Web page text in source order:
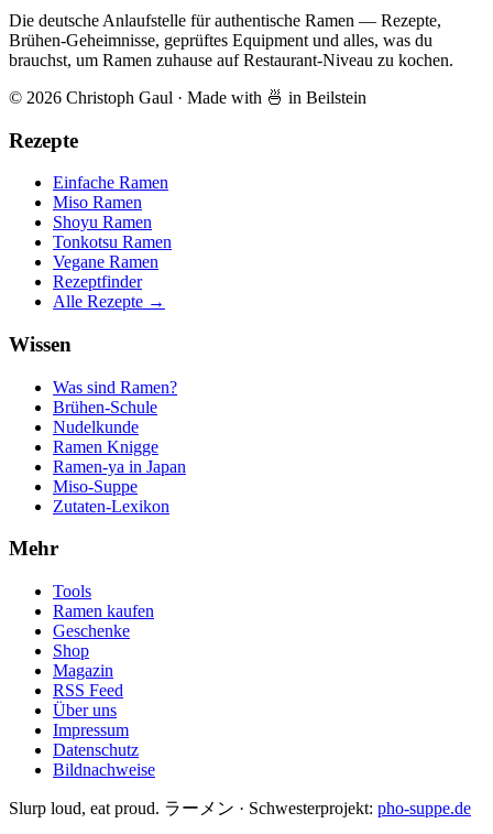
Die deutsche Anlaufstelle für authentische Ramen — Rezepte,
Brühen-Geheimnisse, geprüftes Equipment und alles, was du
brauchst, um Ramen zuhause auf Restaurant-Niveau zu kochen.
© 2026 Christoph Gaul · Made with 🍜 in Beilstein
Rezepte
Einfache Ramen
Miso Ramen
Shoyu Ramen
Tonkotsu Ramen
Vegane Ramen
Rezeptfinder
Alle Rezepte →
Wissen
Was sind Ramen?
Brühen-Schule
Nudelkunde
Ramen Knigge
Ramen-ya in Japan
Miso-Suppe
Zutaten-Lexikon
Mehr
Tools
Ramen kaufen
Geschenke
Shop
Magazin
RSS Feed
Über uns
Impressum
Datenschutz
Bildnachweise
Slurp loud, eat proud. ラーメン · Schwesterprojekt: pho-suppe.de